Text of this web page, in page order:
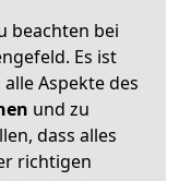
beachten bei
Es ist
Aspekte des
und zu
dass alles
richtigen